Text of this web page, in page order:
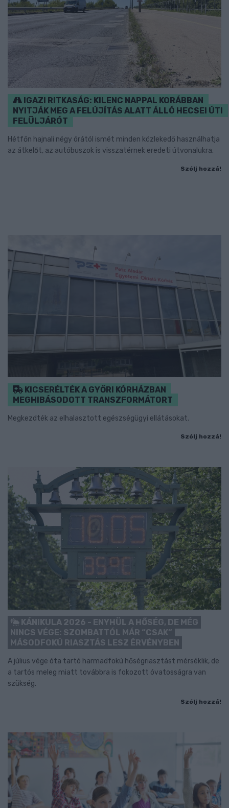
IGAZI RITKASÁG: KILENC NAPPAL KORÁBBAN
NYITJÁK MEG A FELÚJÍTÁS ALATT ÁLLÓ HECSEI ÚTI
FELÜLJÁRÓT
Hétfőn hajnali négy órától ismét minden közlekedő használhatja
az átkelőt, az autóbuszok is visszatérnek eredeti útvonalukra.
Szólj hozzá!
KICSERÉLTÉK A GYŐRI KÓRHÁZBAN
MEGHIBÁSODOTT TRANSZFORMÁTORT
Megkezdték az elhalasztott egészségügyi ellátásokat.
Szólj hozzá!
KÁNIKULA 2026 - ENYHÜL A HŐSÉG, DE MÉG
NINCS VÉGE: SZOMBATTÓL MÁR “CSAK”
MÁSODFOKÚ RIASZTÁS LESZ ÉRVÉNYBEN
A július vége óta tartó harmadfokú hőségriasztást mérséklik, de
a tartós meleg miatt továbbra is fokozott óvatosságra van
szükség.
Szólj hozzá!